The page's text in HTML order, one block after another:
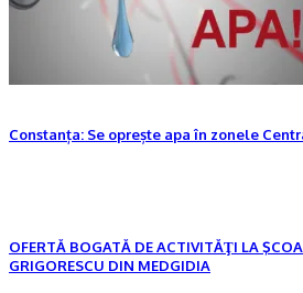
Constanța: Se oprește apa în zonele
OFERTĂ BOGATĂ DE ACTIVITĂŢI LA
GRIGORESCU DIN MEDGIDIA